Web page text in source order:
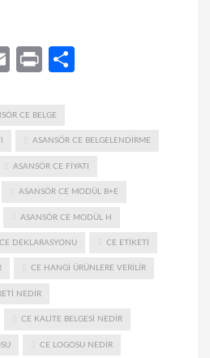
Email
Print
CE BELGE
ASANSÖR CE BELGELENDIRME
ASANSÖR CE FIYATI
ASANSÖR CE MODÜL B+E
ASANSÖR CE MODÜL H
CE DEKLARASYONU CE ETIKETI
CE HANGI ÜRÜNLERE VERILIR
NEDIR
CE KALITE BELGESI NEDIR
CE LOGOSU NEDIR